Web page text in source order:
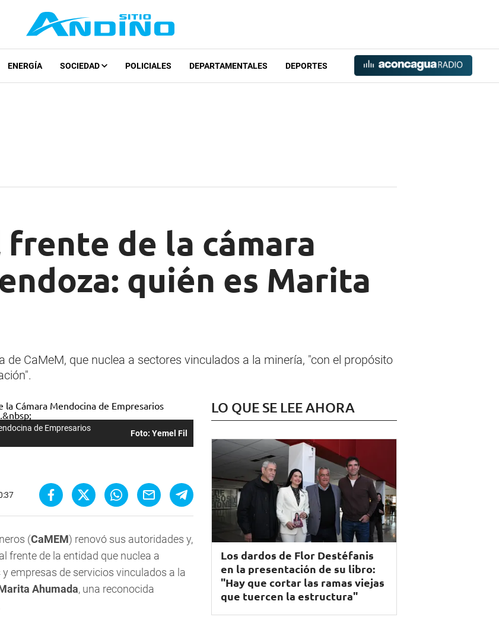
ENERGÍA SOCIEDAD POLICIALES DEPARTAMENTALES DEPORTES
frente de la cámara
quién es Marita
CaMeM, que nuclea a sectores vinculados a la minería, "con el propósito
de Empresarios
Foto: Yemel Fil
(CaMEM) renovó sus autoridades y,
frente de la entidad que nuclea a
empresas de servicios vinculados a la
Ahumada, una reconocida
LO QUE SE LEE AHORA
Los dardos de Flor Destéfanis
en la presentación de su libro:
"Hay que cortar las ramas viejas
que tuercen la estructura"